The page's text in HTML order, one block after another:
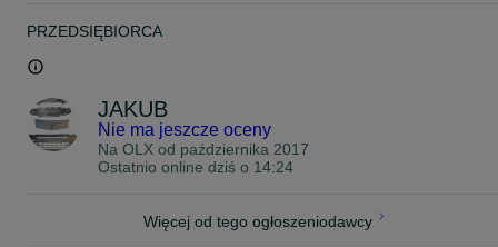
PRZEDSIĘBIORCA
JAKUB
Nie ma jeszcze oceny
Na OLX od października 2017
Ostatnio online dziś o 14:24
Więcej od tego ogłoszeniodawcy